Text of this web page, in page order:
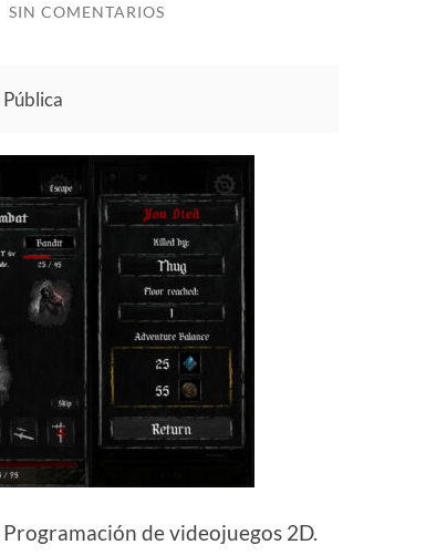
SIN COMENTARIOS
Pública
de videojuegos 2D.